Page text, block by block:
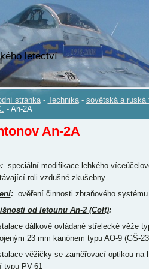
letectví
stránka - Technika - sovětská a ruská
- An-2A
An-2A
:speciální modifikace lehkého
roli vzdušné zkušebny
:ověření činnosti zbraňového systému
od letounu An-2 (Colt):
dálkově ovládané střelecké věže
23 mm kanónem typu AO-9 (GŠ-
věžičky se zaměřovací optikou na
typu PV-61